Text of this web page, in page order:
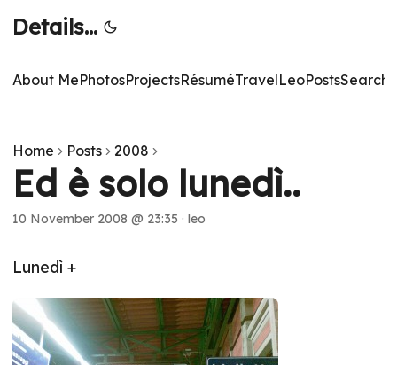
Details...
About MePhotosProjectsRésuméTravelLeoPostsSearch
Home Posts 2008
Ed è solo lunedì..
10 November 2008 @ 23:35 · leo
Lunedì +